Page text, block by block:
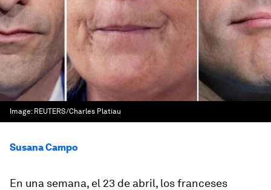
Image: REUTERS/Charles Platiau
Susana Campo
En una semana, el 23 de abril, los franceses